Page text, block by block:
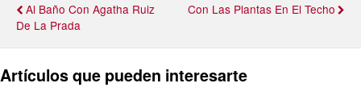
Al Baño Con Agatha Ruiz
De La Prada
Con Las Plantas En El Techo
Artículos que pueden interesarte